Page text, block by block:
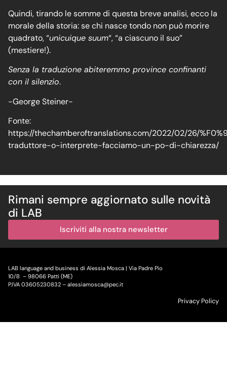
Quindi, tirando le somme di questa breve analisi, ecco la
morale della storia: se chi nasce tondo non può morire
quadrato, “unicuique suum“, “a ciascuno il suo”
(mestiere!).
Senza la traduzione abiteremmo province confinanti
con il silenzio.
-George Steiner-
Fonte:
https://thechamberoftranslations.com/2022/02/26/
traduttore-o-interprete-facciamo-un-po-di-chiarezza/
Rimani sempre aggiornato sulle novità
di LAB
Iscriviti alla nostra newsletter
LAB language and business di Alessia Mosca | Via Padre Pio
10/B – 98066 Patti (ME)
P.IVA 03605230832 – alessiamosca@pec.it
Privacy Policy